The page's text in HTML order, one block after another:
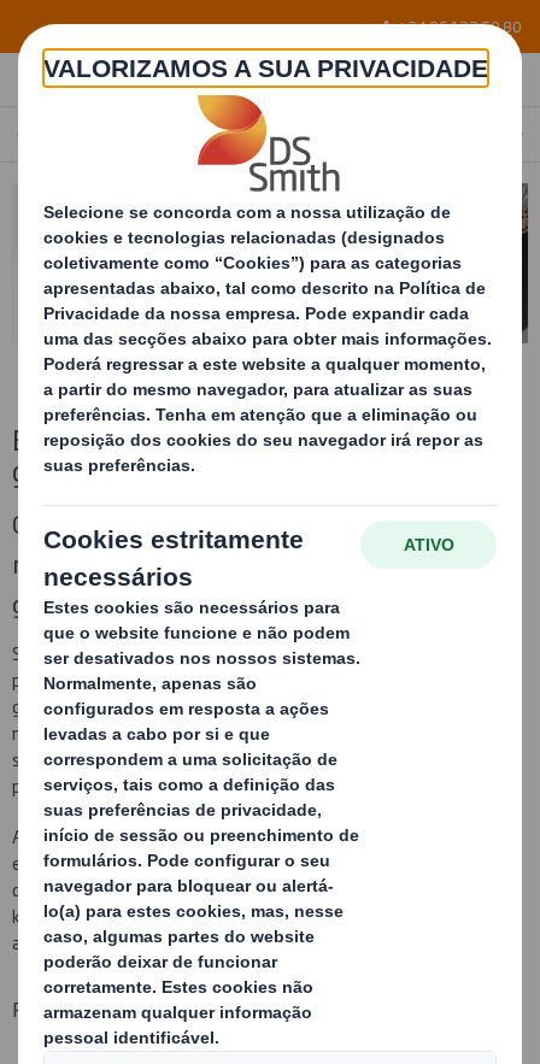
Skip to main content
EMBALAGENS PARA PRODUTOS SÓLIDOS A GRANEL
+34 96 122 60 80
PT
Embalagens para produtos sólidos a
granel
Contentores de cartão ondulado de máxima
resistência para transportar e armazenar
granéis sólidos
Somos reconhecidos como especialistas no desenvolvimento,
produção e fornecimento de embalagens Heavy Duty para
graneis (pós, granulados, sementes, congelados, azeites…), as
nossas embalagens fabricadas em cartão quadruplo, quíntuplo e
sêxtuplo para que as embalagens garantam uma resistência ao
peso impossível de alcançar com embalagens standards.
As nossas soluções de embalagens para graneis industriais estão
especialmente desenvolvidas para o embalamento da maior
quantidade de produto possível (1.000 kg de conteúdo e 10.000
kilos de empilhamento), optimizando ao máximo o espaço de
armazenamento e de transporte.
Principais benefícios:
Fornecimento "em plano" economizando 90% do espaço